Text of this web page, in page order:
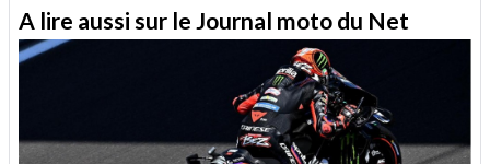
A lire aussi sur le Journal moto du Net